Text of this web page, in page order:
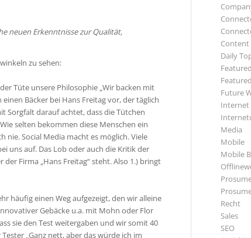
neuen Erkenntnisse zur Qualität,
zu sehen:
Tüte unsere Philosophie „Wir backen mit
Bäcker bei Hans Freitag vor, der täglich
Sorgfalt darauf achtet, dass die Tütchen
selten bekommen diese Menschen ein
nie. Social Media macht es möglich. Viele
uns auf. Das Lob oder auch die Kritik der
Firma „Hans Freitag“ steht. Also 1.) bringt
häufig einen Weg aufgezeigt, den wir alleine
Gebäcke u.a. mit Mohn oder Flor
sie den Test weitergaben und wir somit 40
„Ganz nett, aber das würde ich im
Daily
Future
Internet
Media
Mobile
Mobile
Recht
Sales
SEO